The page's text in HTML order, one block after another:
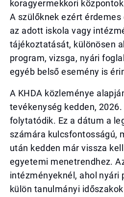
koragyermekkori
A szülőknek ezért
az adott iskola vagy
tájékoztatását, különösen
program, vizsga, nyári
egyéb belső esemény is
A KHDA közleménye
tevékenység kedden,
folytatódik. Ez a dátum a
számára kulcsfontosságú,
után kedden már vissza
egyetemi menetrendhez.
intézményeknél, ahol nyári
külön tanulmányi